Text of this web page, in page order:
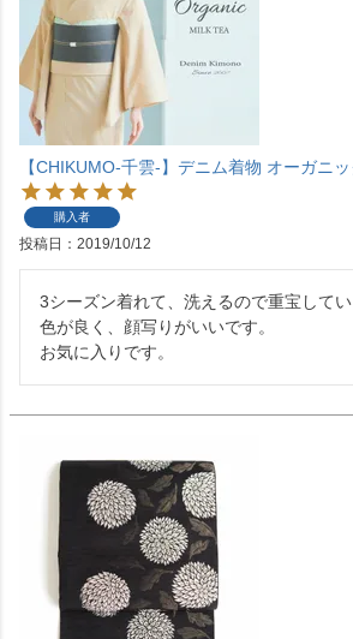
【CHIKUMO-千雲-】デニム着物 オーガニ
購入者
投稿日 2019/10/12
3シーズン着れて、洗えるので重宝してい
色が良く、顔写りがいいです。
お気に入りです。